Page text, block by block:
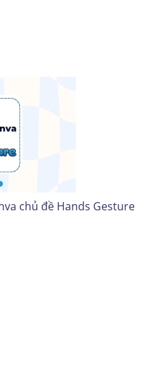
chủ đề Hands Gesture